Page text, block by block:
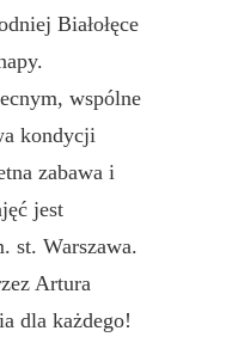
Białołęce
wspólne
kondycji
zabawa i
jest
st. Warszawa.
Artura
dla każdego!